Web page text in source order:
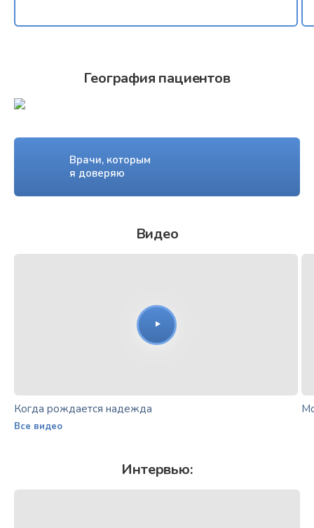
География пациентов
Врачи, которым
я доверяю
Видео
Когда рождается надежда
Все видео
Интервью: